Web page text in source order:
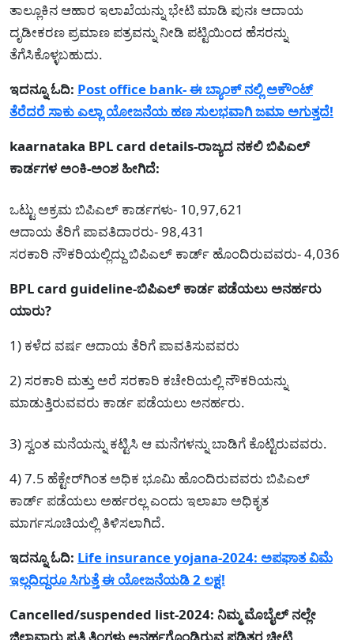
ತಾಲ್ಲೂಕಿನ ಆಹಾರ ಇಲಾಖೆಯನ್ನು ಭೇಟಿ ಮಾಡಿ ಪುನಃ ಆದಾಯ
ದೃಡೀಕರಣ ಪ್ರಮಾಣ ಪತ್ರವನ್ನು ನೀಡಿ ಪಟ್ಟಿಯಿಂದ ಹೆಸರನ್ನು
ತೆಗೆಸಿಕೊಳ್ಳಬಹುದು.
ಇದನ್ನೂ ಓದಿ: Post office bank- ಈ ಬ್ಯಾಂಕ್ ನಲ್ಲಿ ಅಕೌಂಟ್
ತೆರೆದರೆ ಸಾಕು ಎಲ್ಲಾ ಯೋಜನೆಯ ಹಣ ಸುಲಭವಾಗಿ ಜಮಾ ಅಗುತ್ತದೆ!
kaarnataka BPL card details-ರಾಜ್ಯದ ನಕಲಿ ಬಿಪಿಎಲ್
ಕಾರ್ಡಗಳ ಅಂಕಿ-ಅಂಶ ಹೀಗಿದೆ:
ಒಟ್ಟು ಅಕ್ರಮ ಬಿಪಿಎಲ್ ಕಾರ್ಡಗಳು- 10,97,621
ಆದಾಯ ತೆರಿಗೆ ಪಾವತಿದಾರರು- 98,431
ಸರಕಾರಿ ನೌಕರಿಯಲ್ಲಿದ್ದು ಬಿಪಿಎಲ್ ಕಾರ್ಡ್ ಹೊಂದಿರುವವರು- 4,036
BPL card guideline-ಬಿಪಿಎಲ್ ಕಾರ್ಡ ಪಡೆಯಲು ಅನರ್ಹರು
ಯಾರು?
1) ಕಳೆದ ವರ್ಷ ಆದಾಯ ತೆರಿಗೆ ಪಾವತಿಸುವವರು
2) ಸರಕಾರಿ ಮತ್ತು ಅರೆ ಸರಕಾರಿ ಕಚೇರಿಯಲ್ಲಿ ನೌಕರಿಯನ್ನು
ಮಾಡುತ್ತಿರುವವರು ಕಾರ್ಡ ಪಡೆಯಲು ಅನರ್ಹರು.
3) ಸ್ವಂತ ಮನೆಯನ್ನು ಕಟ್ಟಿಸಿ ಆ ಮನೆಗಳನ್ನು ಬಾಡಿಗೆ ಕೊಟ್ಟಿರುವವರು.
4) 7.5 ಹೆಕ್ಟೇರ್‌ಗಿಂತ ಅಧಿಕ ಭೂಮಿ ಹೊಂದಿರುವವರು ಬಿಪಿಎಲ್
ಕಾರ್ಡ್ ಪಡೆಯಲು ಅರ್ಹರಲ್ಲ ಎಂದು ಇಲಾಖಾ ಅಧಿಕೃತ
ಮಾರ್ಗಸೂಚಿಯಲ್ಲಿ ತಿಳಿಸಲಾಗಿದೆ.
ಇದನ್ನೂ ಓದಿ: Life insurance yojana-2024: ಅಪಘಾತ ವಿಮೆ
ಇಲ್ಲದಿದ್ದರೂ ಸಿಗುತ್ತೆ ಈ ಯೋಜನೆಯಡಿ 2 ಲಕ್ಷ!
Cancelled/suspended list-2024: ನಿಮ್ಮ ಮೊಬೈಲ್ ನಲ್ಲೇ